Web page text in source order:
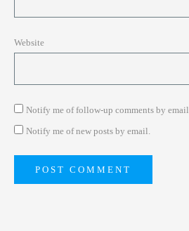
Website
Notify me of follow-up comments by email.
Notify me of new posts by email.